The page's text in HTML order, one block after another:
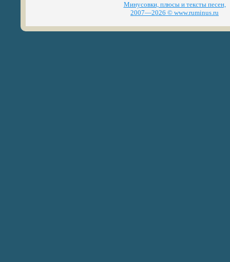
Минусовки, плюсы и тексты песен,
2007—2026 © www.ruminus.ru